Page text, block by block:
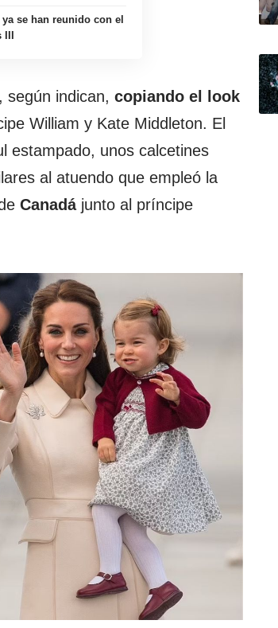
se han reunido con el
III
según indican, copiando el look
William y Kate Middleton. El
estampado, unos calcetines
al atuendo que empleó la
Canadájunto al príncipe